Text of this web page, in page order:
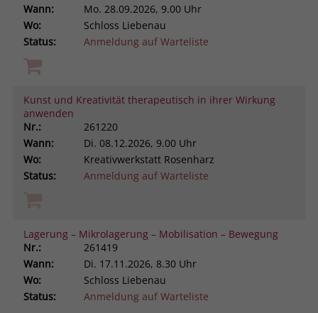
Wann:
Mo. 28.09.2026, 9.00 Uhr
Wo:
Schloss Liebenau
Status:
Anmeldung auf Warteliste
Kunst und Kreativität therapeutisch in ihrer Wirkung
anwenden
Nr.:
261220
Wann:
Di. 08.12.2026, 9.00 Uhr
Wo:
Kreativwerkstatt Rosenharz
Status:
Anmeldung auf Warteliste
Lagerung – Mikrolagerung – Mobilisation – Bewegung
Nr.:
261419
Wann:
Di. 17.11.2026, 8.30 Uhr
Wo:
Schloss Liebenau
Status:
Anmeldung auf Warteliste